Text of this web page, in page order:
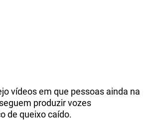
vídeos em que pessoas ainda na
produzir vozes
de queixo caído.